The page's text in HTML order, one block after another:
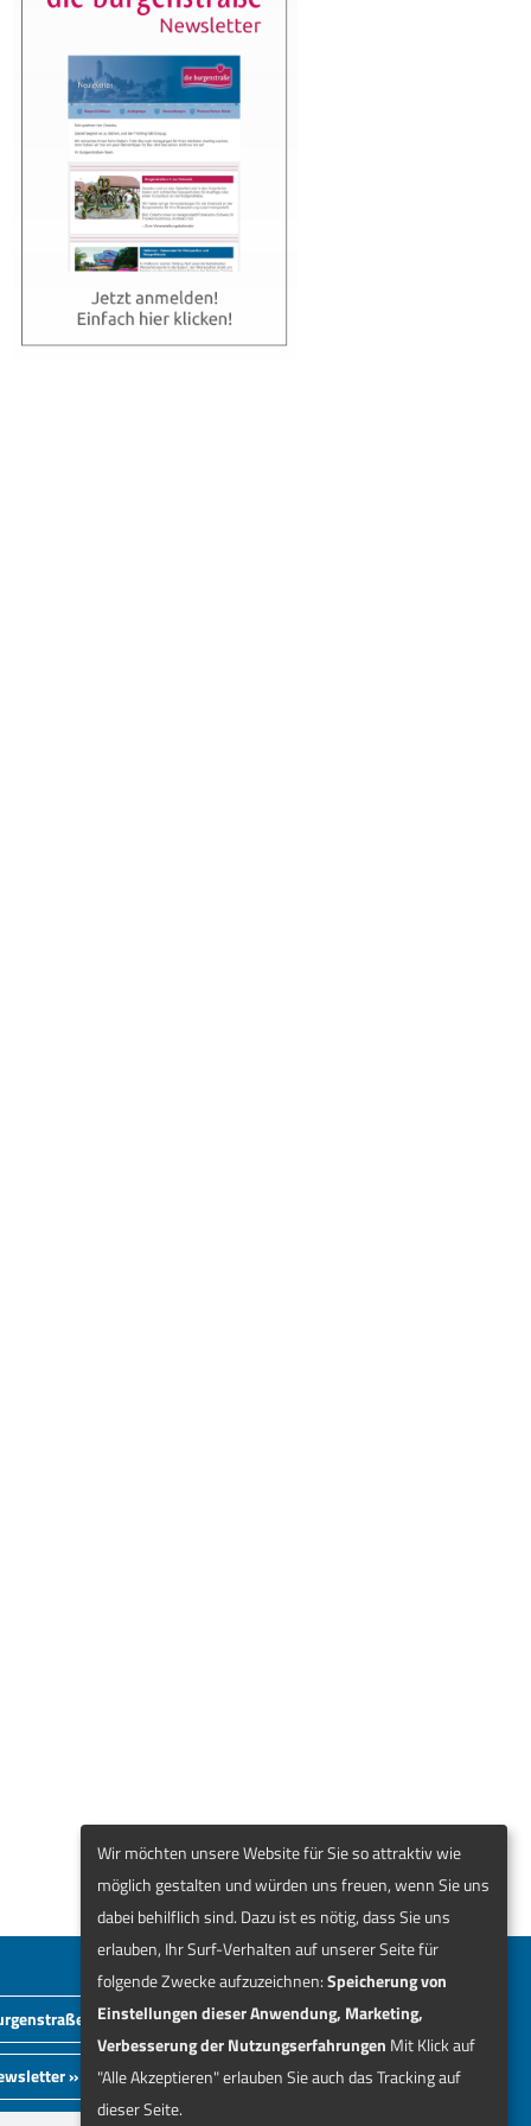
»
»
Wir möchten unsere Website für Sie so attraktiv wie
möglich gestalten und würden uns freuen, wenn Sie uns
dabei behilflich sind. Dazu ist es nötig, dass Sie uns
erlauben, Ihr Surf-Verhalten auf unserer Seite für
folgende Zwecke aufzuzeichnen:Speicherung von
Einstellungen dieser Anwendung, Marketing,
Verbesserung der Nutzungserfahrungen Mit Klick auf
"Alle Akzeptieren" erlauben Sie auch das Tracking auf
dieser Seite.